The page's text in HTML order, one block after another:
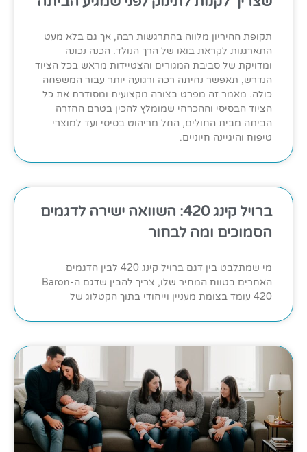
תקופת ההיריון מלווה בהתרגשות רבה, אך גם בלא מעט
התארגנות לקראת בואו של הרך הנולד. הכנה נכונה
ומדויקת של סביבת המגורים והצטיידות מראש בכל הציוד
הנדרש, תאפשר נחיתה רכה ורגועה יותר עבור המשפחה
כולה. מאמר זה מפרט בצורה מקצועית ומסודרת את כל
הציוד הבסיסי וההכרחי שמומלץ להכין בטרם החזרה
הביתה מבית החולים, החל מריהוט בסיסי ועד למוצרי
טיפוח והיגיינה חיוניים.
ברויל קינג 420: השוואה ישירה לדגמים
הסמוכים ומה לבחור
מי שמתלבט בין דגם ברויל קינג 420 לבין הדגמים
האחרים בטווח המחיר שלו, צריך להבין שדגם ה-Baron
420 עומד בצומת מעניין וייחודי בתוך הקטלוג של